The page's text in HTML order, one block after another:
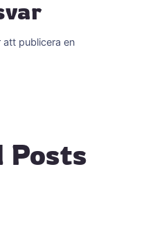
att publicera en
Posts